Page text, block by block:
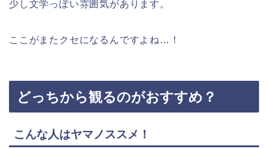
少し文学っぽい雰囲気があります。
ここがまたクセになるんですよね…！
どっちから観るのがおすすめ？
こんな人はヤマノススメ！